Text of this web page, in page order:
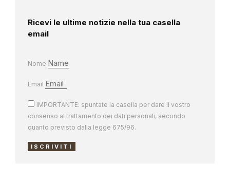
Ricevi le ultime notizie nella tua casella
email
Nome
Email
IMPORTANTE: spuntate la casella per dare il vostro
consenso al trattamento dei dati personali, secondo
quanto previsto dalla legge 675/96.
ISCRIVITI